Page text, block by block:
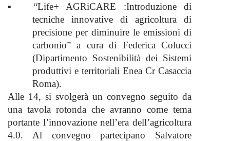
▪
“Life+ AGRiCARE :Introduzione di
tecniche innovative di agricoltura di
precisione per diminuire le emissioni di
carbonio” a cura di Federica Colucci
(Dipartimento Sostenibilità dei Sistemi
produttivi e territoriali Enea Cr Casaccia
Roma).
Alle 14, si svolgerà un convegno seguito da
una tavola rotonda che avranno come tema
portante l’innovazione nell’era dell’agricoltura
4.0. Al convegno partecipano Salvatore